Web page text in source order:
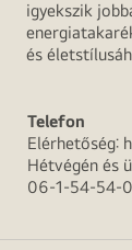
igyekszik
és
Telefon
Elérhetőség:
Hétvégén és
06-1-54-54-